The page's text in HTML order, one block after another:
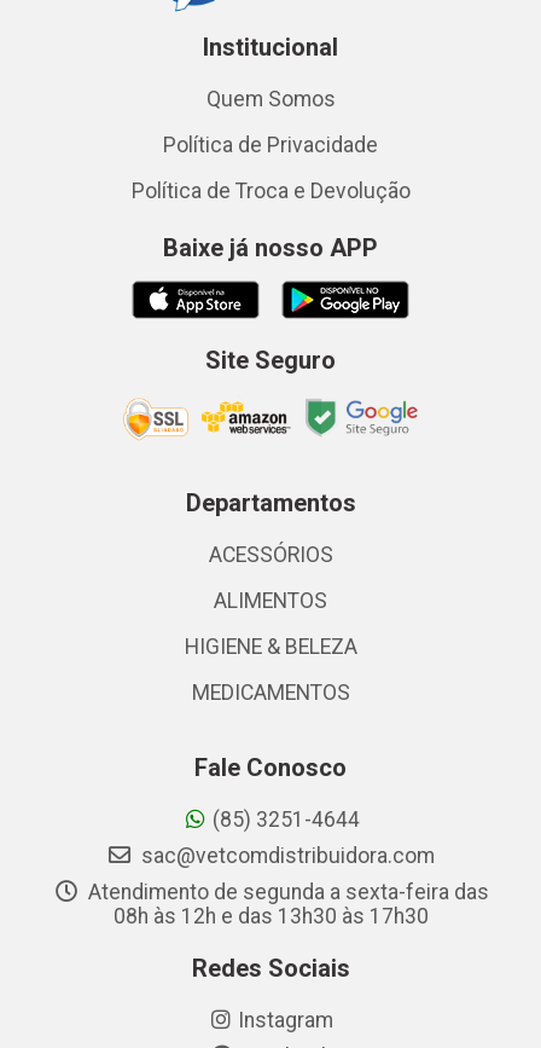
Institucional
Quem Somos
Política de Privacidade
Política de Troca e Devolução
Baixe já nosso APP
Site Seguro
Departamentos
ACESSÓRIOS
ALIMENTOS
HIGIENE & BELEZA
MEDICAMENTOS
Fale Conosco
(85) 3251-4644
sac@vetcomdistribuidora.com
Atendimento de segunda a sexta-feira das
08h às 12h e das 13h30 às 17h30
Redes Sociais
Instagram